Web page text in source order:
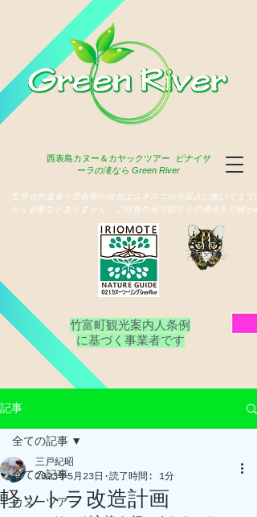
西表島カヌー＆カヤックツアー
ピナイサ
ーラの滝なら Green River
竹富町観光案内人条例
​に基づく事業者です
世界自然遺産？西表島の自然はユネスコの小役人に媚びてまで
だく必要などありません、ご自身の目で肌でその価値をお確か
記事
全ての記事
カヌーツアー
全ての記事
軽ットラ改造計画
三戸紀昭
2023年5月23日
読了時間: 1分